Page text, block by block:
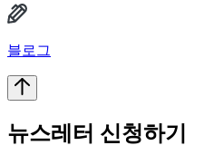
블로그
뉴스레터 신청하기